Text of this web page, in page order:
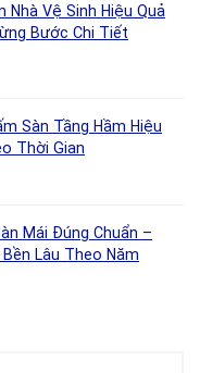
Nhà Vệ Sinh Hiệu Quả
Bước Chi Tiết
Sàn Tầng Hầm Hiệu
Thời Gian
Mái Đúng Chuẩn –
Lâu Theo Năm